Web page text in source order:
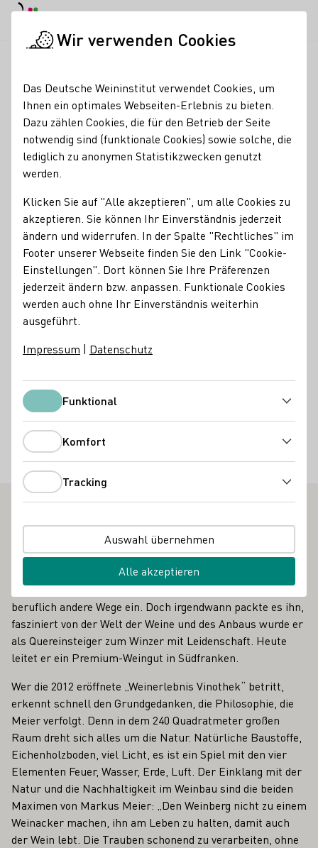
Weingut Markus Meier -
Meier Weinerlebnis
GmbH
Erzeugnisse
Bio Glühwein Perlwein / Secco Sekt Vegan
Wein
Alkoholfreier Wein/Sekt/Secco
Traubensaft Verjus
Weinessig
Brände / Destillate
Federweißer Roséwein
Services
Virtuelle Weinprobe
Unterkunftsarten
Wohnmobil-Stellplatz
Besondere Angebote
Besondere Keller
Vinothek
Anfangs war der Weinbau nur ein Hobby von Vater und
Großvater. Markus Meier selbst hatte das alles nicht im
Sinn, schlug als Maschinenbauingenieur und Betriebswirt
beruflich andere Wege ein. Doch irgendwann packte es ihn,
fasziniert von der Welt der Weine und des Anbaus wurde er
als Quereinsteiger zum Winzer mit Leidenschaft. Heute
leitet er ein Premium-Weingut in Südfranken.
Wer die 2012 eröffnete „Weinerlebnis Vinothek“ betritt,
erkennt schnell den Grundgedanken, die Philosophie, die
Meier verfolgt. Denn in dem 240 Quadratmeter großen
Raum dreht sich alles um die Natur. Natürliche Baustoffe,
Eichenholzboden, viel Licht, es ist ein Spiel mit den vier
Elementen Feuer, Wasser, Erde, Luft. Der Einklang mit der
Natur und die Nachhaltigkeit im Weinbau sind die beiden
Maximen von Markus Meier: „Den Weinberg nicht zu einem
Weinacker machen, ihn am Leben zu halten, damit auch
der Wein lebt. Die Trauben schonend zu verarbeiten, ohne
Wir verwenden Cookies
Das Deutsche Weininstitut verwendet Cookies, um
Ihnen ein optimales Webseiten-Erlebnis zu bieten.
Dazu zählen Cookies, die für den Betrieb der Seite
notwendig sind (funktionale Cookies) sowie solche, die
lediglich zu anonymen Statistikzwecken genutzt
werden.
Klicken Sie auf "Alle akzeptieren", um alle Cookies zu
akzeptieren. Sie können Ihr Einverständnis jederzeit
ändern und widerrufen. In der Spalte "Rechtliches" im
Footer unserer Webseite finden Sie den Link "Cookie-
Einstellungen". Dort können Sie Ihre Präferenzen
jederzeit ändern bzw. anpassen. Funktionale Cookies
werden auch ohne Ihr Einverständnis weiterhin
ausgeführt.
Impressum | Datenschutz
FunktionalFunktional
Komfort
Tracking
Auswahl übernehmen
Alle akzeptieren